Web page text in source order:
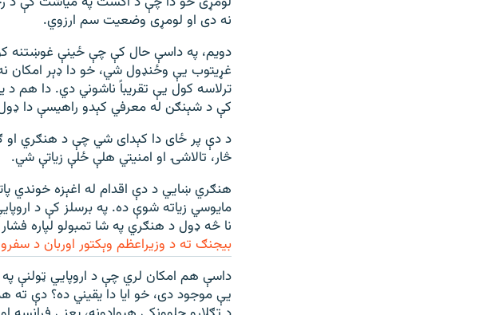
نه دی او لومړی وضعیت سم ارزوي.
دویم، په داسې حال کې چې ځینې غوښتنه
غړیتوب یې وځنډول شي، خو دا ډېر امکان
کې د شېنګن له معرفي کېدو راهیسې دا
د دې پر ځای دا کېدای شي چې د هنګري او
څار، تالاشۍ او امنیتي هلې ځلې زیاتې شي.
هنګري ښايي د دې اقدام له اغېزه خوندي
مایوسي زیاته شوې ده. په برسلز کې د
نا څه ډول د هنګري په شا تمبولو لپاره
بیجنګ ته د وزیراعظم وېکتور اوربان د
داسې هم امکان لري چې د اروپايي ټولنې
یې موجود دی، خو ایا دا یقیني ده؟ دې